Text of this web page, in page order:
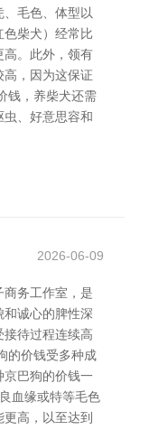
毛色、体型以
柴犬）经常比
高。此外，领有
，因为这保证
钱，养柴犬还需
、好意思容和
2026-06-09
务工作室，是
诚心的脾性深
待过程连续高
的价钱受多种成
京巴狗的价钱一
血缘或特等毛色
高，以至达到